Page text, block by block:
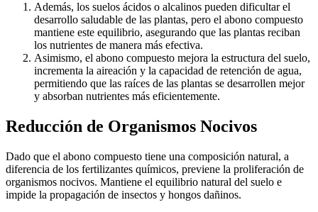
Además, los suelos ácidos o alcalinos pueden dificultar el
desarrollo saludable de las plantas, pero el abono compuesto
mantiene este equilibrio, asegurando que las plantas reciban
los nutrientes de manera más efectiva.
Asimismo, el abono compuesto mejora la estructura del suelo,
incrementa la aireación y la capacidad de retención de agua,
permitiendo que las raíces de las plantas se desarrollen mejor
y absorban nutrientes más eficientemente.
Reducción de Organismos Nocivos
Dado que el abono compuesto tiene una composición natural, a
diferencia de los fertilizantes químicos, previene la proliferación de
organismos nocivos. Mantiene el equilibrio natural del suelo e
impide la propagación de insectos y hongos dañinos.